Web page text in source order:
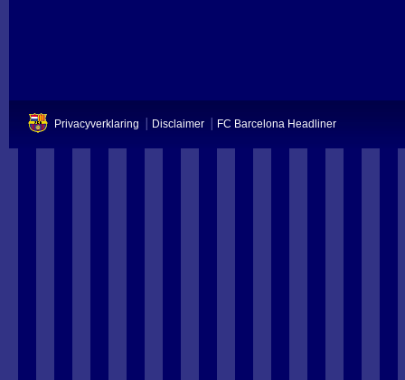
Privacyverklaring Disclaimer FC Barcelona Headliner